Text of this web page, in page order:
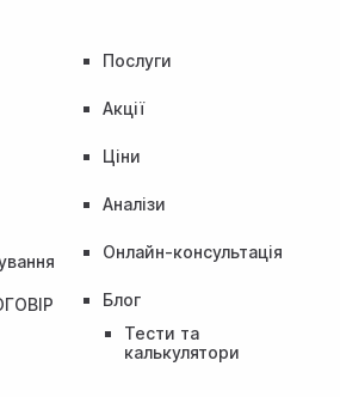
Послуги
Акції
Ціни
Аналізи
Онлайн-консультація
Блог
Тести та
калькулятори